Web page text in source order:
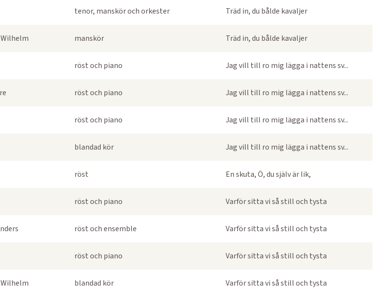
tenor, manskör och orkester Träd in, du bålde kavaljer
manskör Träd in, du bålde kavaljer
röst och piano Jag vill till ro mig lägga i nattens sv...
röst och piano Jag vill till ro mig lägga i nattens sv...
röst och piano Jag vill till ro mig lägga i nattens sv...
blandad kör Jag vill till ro mig lägga i nattens sv...
röst En skuta, Ö, du själv är lik,
röst och piano Varför sitta vi så still och tysta
röst och ensemble Varför sitta vi så still och tysta
röst och piano Varför sitta vi så still och tysta
blandad kör Varför sitta vi så still och tysta